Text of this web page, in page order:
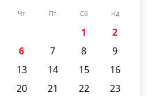
Чт Пт Сб Нд
1
2
6 7 8
9
13 14 15
16
20 21 22
23